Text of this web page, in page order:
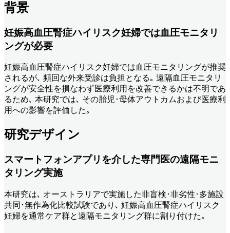
背景
妊娠高血圧腎症ハイリスク妊婦では血圧モニタリ
ングが必要
妊娠高血圧腎症ハイリスク妊婦では血圧モニタリングが推奨
されるが､ 頻回な外来受診は負担となる｡ 遠隔血圧モニタリ
ングが安全性を損なわず医療利用を改善できるかは不明であ
るため､ 本研究では､ その胎児･母体アウトカムおよび医療利
用への影響を評価した｡
研究デザイン
スマートフォンアプリを介した専門医の遠隔モニ
タリング実施
本研究は､ オーストラリアで実施した非盲検･非劣性･多施設
共同･無作為化比較試験であり､ 妊娠高血圧腎症ハイリスク
妊婦を通常ケア群と遠隔モニタリング群に割り付けた｡